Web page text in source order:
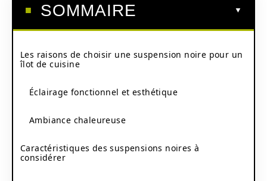
SOMMAIRE
Les raisons de choisir une suspension noire pour un
îlot de cuisine
Éclairage fonctionnel et esthétique
Ambiance chaleureuse
Caractéristiques des suspensions noires à
considérer